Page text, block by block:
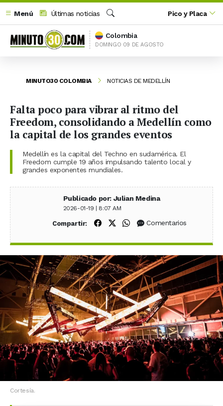
Menú
Últimas noticias
Buscar
Pico y Placa
Colombia
DOMINGO 09 DE AGOSTO
MINUTO30 COLOMBIA NOTICIAS DE MEDELLÍN
Falta poco para vibrar al ritmo del
Freedom, consolidando a Medellín como
la capital de los grandes eventos
Medellín es la capital del Techno en sudamérica. El
Freedom cumple 19 años impulsando talento local y
grandes exponentes mundiales.
Publicado por: Julian Medina
2026-01-19 | 8:07 AM
Compartir: Compartir en Facebook
Compartir en X (Twitter)
Compartir en WhatsApp
Comentarios
Cortesía.